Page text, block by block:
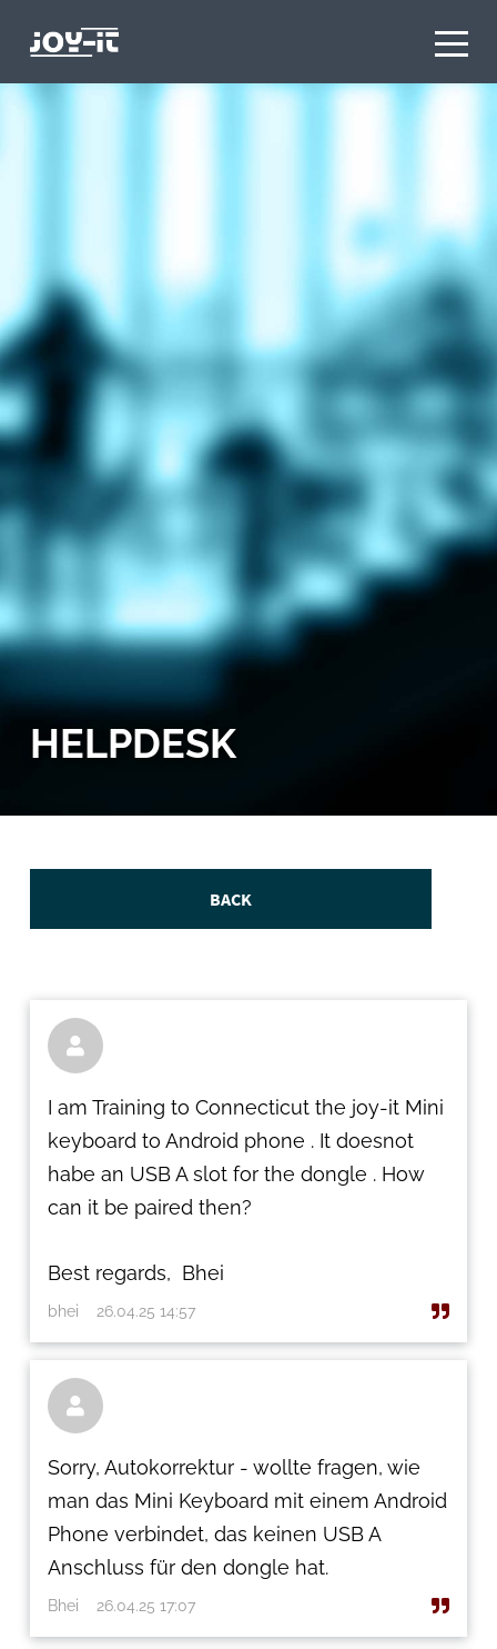
HELPDESK
BACK

I am Training to Connecticut the joy-it Mini
keyboard to Android phone . It doesnot
habe an USB A slot for the dongle . How
can it be paired then?
Best regards, Bhei
bhei 26.04.25 14:57

Sorry, Autokorrektur - wollte fragen, wie
man das Mini Keyboard mit einem Android
Phone verbindet, das keinen USB A
Anschluss für den dongle hat.
Bhei 26.04.25 17:07